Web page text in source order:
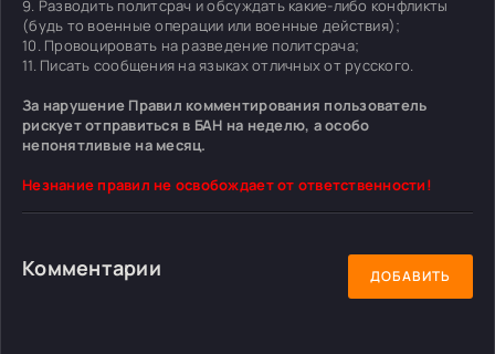
9. Разводить политсрач и обсуждать какие-либо конфликты
(будь то военные операции или военные действия);
10. Провоцировать на разведение политсрача;
11. Писать сообщения на языках отличных от русского.
За нарушение Правил комментирования пользователь
рискует отправиться в БАН на неделю, а особо
непонятливые на месяц.
Незнание правил не освобождает от ответственности!
Комментарии ДОБАВИТЬ